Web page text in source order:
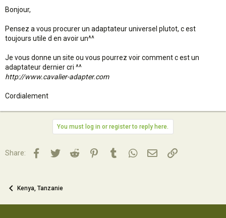
Bonjour,
Pensez a vous procurer un adaptateur universel plutot, c est
toujours utile d en avoir un^^
Je vous donne un site ou vous pourrez voir comment c est un
adaptateur dernier cri ^^
http://www.cavalier-adapter.com
Cordialement
You must log in or register to reply here.
Share: Facebook
TwitterReddit PinterestTumblrWhatsApp
Email Lien
Kenya, Tanzanie